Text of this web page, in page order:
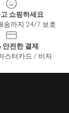
쇼핑하세요
송까지 24/7 보호
안전한 결제
스터카드 / 비자